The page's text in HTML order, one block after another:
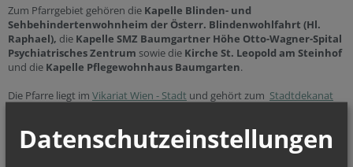
Zum Pfarrgebiet gehören die Kapelle Blinden- und
Sehbehindertenwohnheim der Österr. Blindenwohlfahrt (Hl.
Raphael), die Kapelle SMZ Baumgartner Höhe Otto-Wagner-Spital
Psychiatrisches Zentrum sowie die Kirche St. Leopold am Steinhof
und die Kapelle Pflegewohnhaus Baumgarten.
Die Pfarre liegt im Vikariat Wien - Stadt und gehört zum Stadtdekanat
Datenschutzeinstellungen